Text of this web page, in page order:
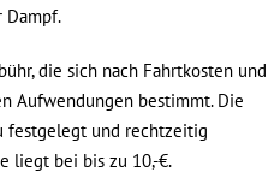
Dampf.
die sich nach Fahrtkosten und
Aufwendungen bestimmt. Die
festgelegt und rechtzeitig
liegt bei bis zu 10,-€.